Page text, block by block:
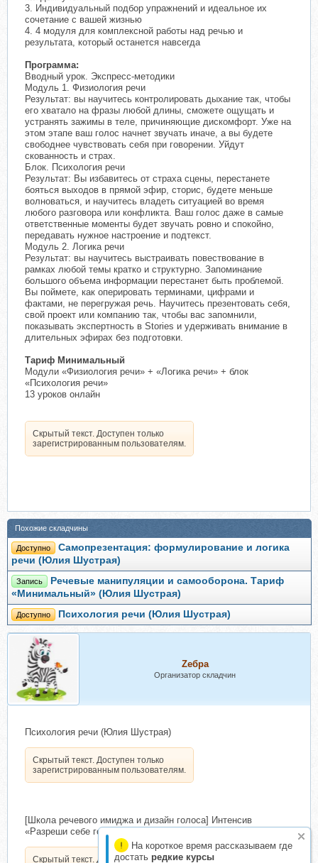
На короткое время рассказываем где
достать редкие курсы
3. Индивидуальный подбор упражнений и идеальное их
сочетание с вашей жизнью
4. 4 модуля для комплексной работы над речью и
результата, который останется навсегда
Программа:
Вводный урок. Экспресс-методики
Модуль 1. Физиология речи
Результат: вы научитесь контролировать дыхание так, чтобы
его хватало на фразы любой длины, сможете ощущать и
устранять зажимы в теле, причиняющие дискомфорт. Уже на
этом этапе ваш голос начнет звучать иначе, а вы будете
свободнее чувствовать себя при говорении. Уйдут
скованность и страх.
Блок. Психология речи
Результат: Вы избавитесь от страха сцены, перестанете
бояться выходов в прямой эфир, сторис, будете меньше
волноваться, и научитесь владеть ситуацией во время
любого разговора или конфликта. Ваш голос даже в самые
ответственные моменты будет звучать ровно и спокойно,
передавать нужное настроение и подтекст.
Модуль 2. Логика речи
Результат: вы научитесь выстраивать повествование в
рамках любой темы кратко и структурно. Запоминание
большого объема информации перестанет быть проблемой.
Вы поймете, как оперировать терминами, цифрами и
фактами, не перегружая речь. Научитесь презентовать себя,
свой проект или компанию так, чтобы вас запомнили,
показывать экспертность в Stories и удерживать внимание в
длительных эфирах без подготовки.
Тариф Минимальный
Модули «Физиология речи» + «Логика речи» + блок
«Психология речи»
13 уроков онлайн
Скрытый текст. Доступен только
зарегистрированным пользователям.
Похожие складчины
Доступно
Самопрезентация: формулирование и логика
речи (Юлия Шустрая)
Запись
Речевые манипуляции и самооборона. Тариф
«Минимальный» (Юлия Шустрая)
Доступно Психология речи (Юлия Шустрая)
Zебра
Организатор складчин
Психология речи (Юлия Шустрая)
Скрытый текст. Доступен только
зарегистрированным пользователям.
[Школа речевого имиджа и дизайн голоса] Интенсив
«Разреши себе говорить» (Седа Каспарова)
Скрытый текст. Доступен только